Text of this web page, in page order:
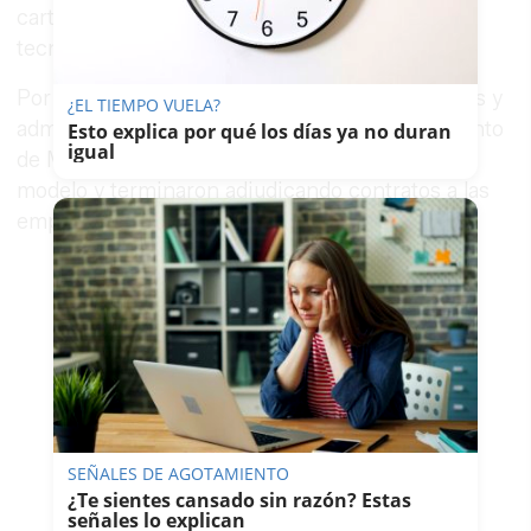
cartas también fueron firmadas por grandes
tecnológicas como Microsoft, IBM u Orange.
Por último, ha asegurado que otras instituciones y
administraciones públicas, como el Ayuntamiento
de Madrid, también firmaron la misma carta
empresas de Barrabés.
¿EL TIEMPO VUELA?
Esto explica por qué los días ya no duran
igual
SEÑALES DE AGOTAMIENTO
¿Te sientes cansado sin razón? Estas
señales lo explican